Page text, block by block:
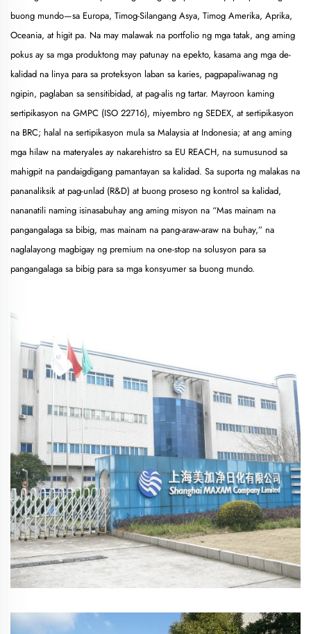
buong mundo—sa Europa, Timog-Silangang Asya, Timog Amerika, Aprika,
Oceania, at higit pa. Na may malawak na portfolio ng mga tatak, ang aming
pokus ay sa mga produktong may patunay na epekto, kasama ang mga de-
kalidad na linya para sa proteksyon laban sa karies, pagpapaliwanag ng
ngipin, paglaban sa sensitibidad, at pag-alis ng tartar. Mayroon kaming
sertipikasyon na GMPC (ISO 22716), miyembro ng SEDEX, at sertipikasyon
na BRC; halal na sertipikasyon mula sa Malaysia at Indonesia; at ang aming
mga hilaw na materyales ay nakarehistro sa EU REACH, na sumusunod sa
mahigpit na pandaigdigang pamantayan sa kalidad. Sa suporta ng malakas na
pananaliksik at pag-unlad (R&D) at buong proseso ng kontrol sa kalidad,
nananatili naming isinasabuhay ang aming misyon na “Mas mainam na
pangangalaga sa bibig, mas mainam na pang-araw-araw na buhay,” na
naglalayong magbigay ng premium na one-stop na solusyon para sa
pangangalaga sa bibig para sa mga konsyumer sa buong mundo.